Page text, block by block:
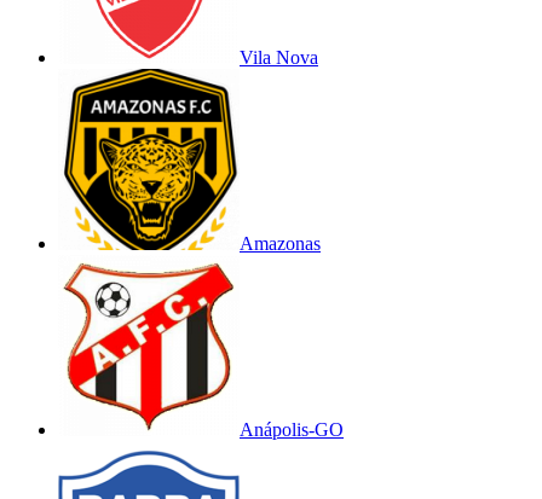
Vila Nova
Amazonas
Anápolis-GO